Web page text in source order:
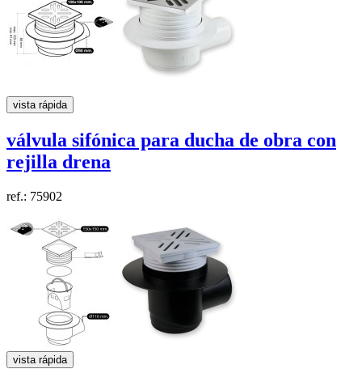
vista rápida
válvula sifónica para ducha de obra con
rejilla drena
ref.: 75902
vista rápida